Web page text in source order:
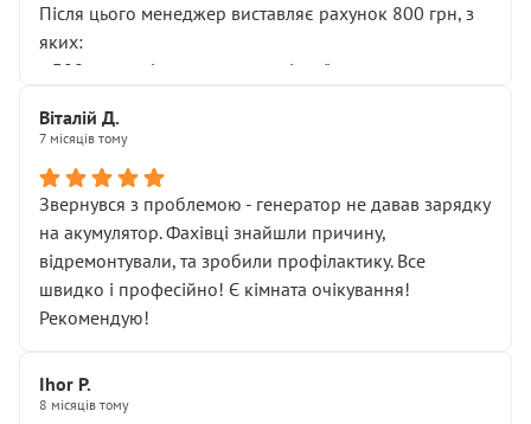
Після цього менеджер виставляє рахунок 800 грн, з
яких:
• 300 грн — діагностика гальмівної системи
НЕ погоджував
послуга. Тим більше, я був поруч і жодної реальної
діагностики ходової не проводилось. Після
зауваження гроші за цю “послугу” повернули, що
лише підтвердило мою правоту.
Але головне — я виїжджаю з боксу, і скрип у гальмах
залишився таким самим, як і був. Тобто оплачена
Далі ситуація тільки погіршилась:
• сказали, що тепер “потрібно знімати колеса”
Віталій Д.
7 місяців тому
Звернувся з проблемою - генератор не давав зарядку
на акумулятор. Фахівці знайшли причину,
відремонтували, та зробили профілактику. Все
швидко і професійно! Є кімната очікування!
Рекомендую!
Ihor P.
8 місяців тому